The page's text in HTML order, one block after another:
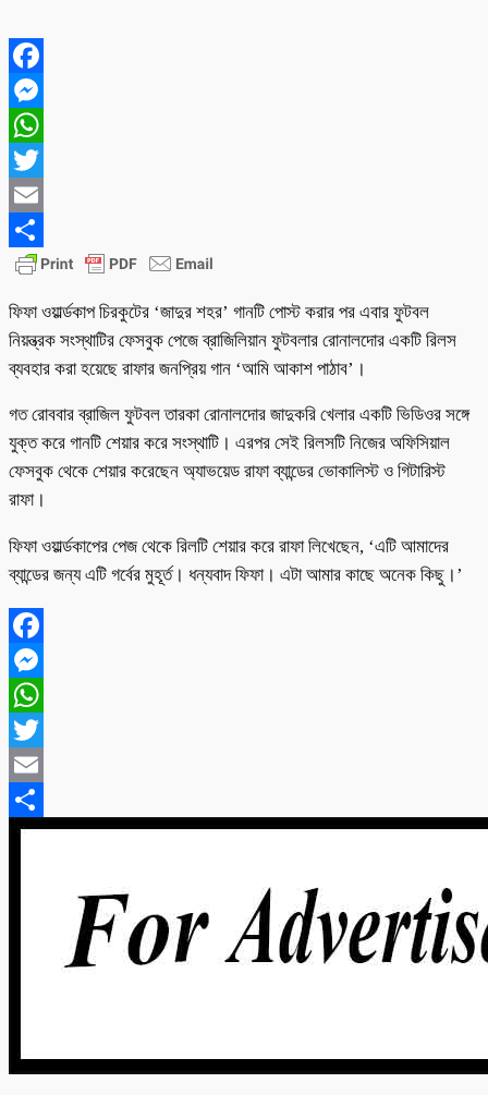
Facebook
Messenger
WhatsApp
Twitter
Email
Share
ফিফা ওয়ার্ল্ডকাপ চিরকুটের ‘জাদুর শহর’ গানটি পোস্ট করার পর এবার ফুটবল
নিয়ন্ত্রক সংস্থাটির ফেসবুক পেজে ব্রাজিলিয়ান ফুটবলার রোনালদোর একটি রিলস
ব্যবহার করা হয়েছে রাফার জনপ্রিয় গান ‘আমি আকাশ পাঠাব’।
গত রোববার ব্রাজিল ফুটবল তারকা রোনালদোর জাদুকরি খেলার একটি ভিডিওর সঙ্গে
যুক্ত করে গানটি শেয়ার করে সংস্থাটি। এরপর সেই রিলসটি নিজের অফিসিয়াল
ফেসবুক থেকে শেয়ার করেছেন অ্যাভয়েড রাফা ব্যান্ডের ভোকালিস্ট ও গিটারিস্ট
রাফা।
ফিফা ওয়ার্ল্ডকাপের পেজ থেকে রিলটি শেয়ার করে রাফা লিখেছেন, ‘এটি আমাদের
ব্যান্ডের জন্য এটি গর্বের মুহূর্ত। ধন্যবাদ ফিফা। এটা আমার কাছে অনেক কিছু।’
Facebook
Messenger
WhatsApp
Twitter
Email
Share